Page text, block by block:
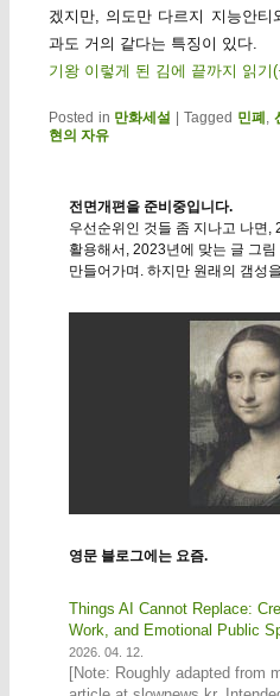
겠지만, 의도만 다르지 지능안
과도 거의 같다는 특징이 있다.
기왕 이렇게 된 김에 끝까지 읽기
Posted in 만화세설 |Tagged 민폐 ,
현의 자유
전면개편을 준비중입니다.
우선순위인 것들 좀 지나고 나면,
활용해서, 2023년에 맞는 글 그
만들어가며. 하지만 원래의 갬성
영문 블로그에는 요즘.
Things AI Cannot Replace:
Work, and Emotional Public
2026. 04. 12.
[Note: Roughly adapted from